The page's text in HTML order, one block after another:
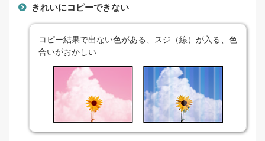
きれいにコピーできない
コピー結果で出ない色がある、スジ（線）が入る、色
合いがおかしい